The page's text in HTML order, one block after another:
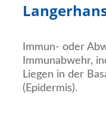
Immun- oder
Immunabwehr,
Liegen in der
(Epidermis).